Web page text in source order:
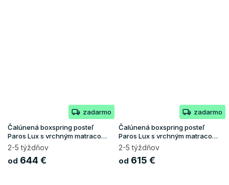
zadarmo
Čalúnená boxspring posteľ
Paros Lux s vrchným matracom
- čierna Kronos
2-5 týždňov
od 644 €
zadarmo
Čalúnená boxspring posteľ
Paros Lux s vrchným matracom
- tmavosivá Kronos
2-5 týždňov
od 615 €